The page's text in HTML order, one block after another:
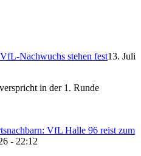
Nachwuchs stehen fest13. Juli
in der 1. Runde
VfL Halle 96 reist zum
- 22:12